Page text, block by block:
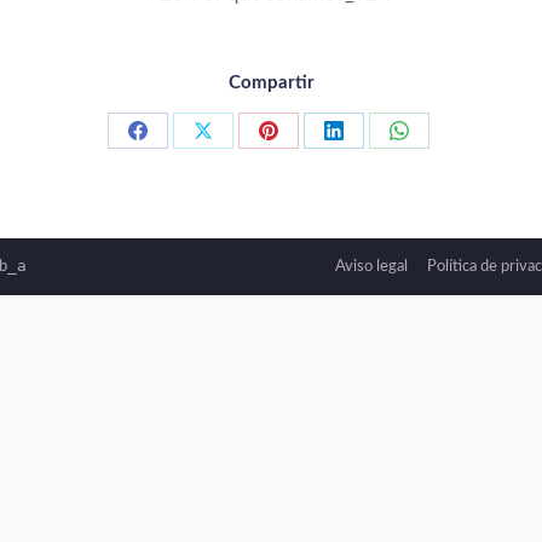
Compartir
CompartirCompartirCompartirCompartirCompartir
_a Aviso legal Política de